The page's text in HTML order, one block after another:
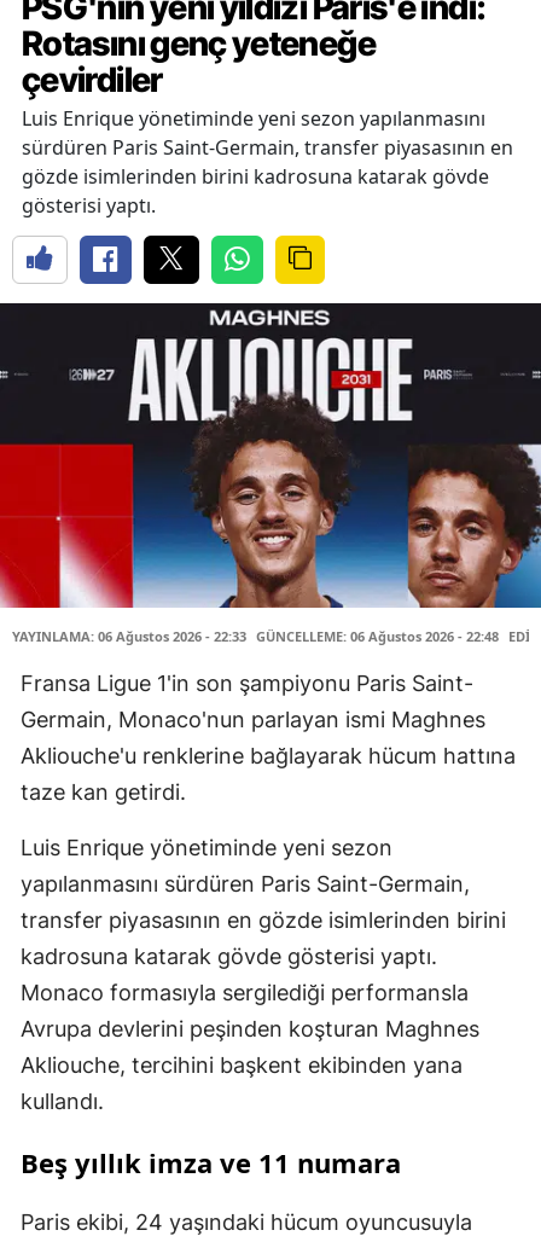
Rotasını genç yeteneğe
çevirdiler
Luis Enrique yönetiminde yeni sezon yapılanmasını
sürdüren Paris Saint-Germain, transfer piyasasının en
gözde isimlerinden birini kadrosuna katarak gövde
gösterisi yaptı.
YAYINLAMA: 06 Ağustos 2026 - 22:33 GÜNCELLEME: 06 Ağustos 2026 - 22:48
Fransa Ligue 1'in son şampiyonu Paris Saint-
Germain, Monaco'nun parlayan ismi Maghnes
Akliouche'u renklerine bağlayarak hücum hattına
taze kan getirdi.
Luis Enrique yönetiminde yeni sezon
yapılanmasını sürdüren Paris Saint-Germain,
transfer piyasasının en gözde isimlerinden birini
kadrosuna katarak gövde gösterisi yaptı.
Monaco formasıyla sergilediği performansla
Avrupa devlerini peşinden koşturan Maghnes
Akliouche, tercihini başkent ekibinden yana
kullandı.
Beş yıllık imza ve 11 numara
Paris ekibi, 24 yaşındaki hücum oyuncusuyla